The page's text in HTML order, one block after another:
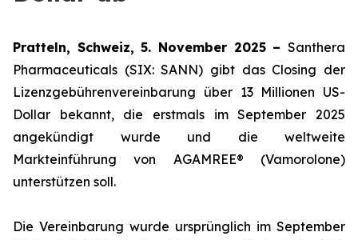
Pratteln, Schweiz, 5. November 2025 – Santhera
Pharmaceuticals (SIX: SANN) gibt das Closing der
Lizenzgebührenvereinbarung über 13 Millionen US-
Dollar bekannt, die erstmals im September 2025
angekündigt wurde und die weltweite
Markteinführung von AGAMREE® (Vamorolone)
unterstützen soll.
Die Vereinbarung wurde ursprünglich im September